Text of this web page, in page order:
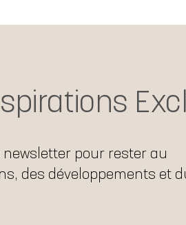
pour rester au
des développements et